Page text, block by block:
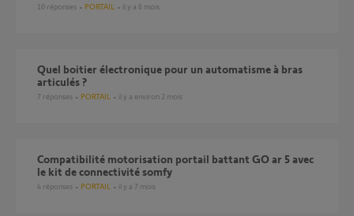
10 réponses PORTAIL il y a 6 mois
Quel boitier électronique pour un automatisme à bras
articulés ?
7 réponses PORTAIL il y a environ 2 mois
compatibilité motorisation portail battant GO ar 5 avec
le kit de connectivité somfy
4 réponses PORTAIL il y a 7 mois